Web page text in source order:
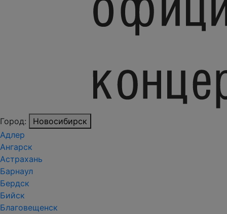
Город:
Новосибирск
Адлер
Ангарск
Астрахань
Барнаул
Бердск
Бийск
Благовещенск